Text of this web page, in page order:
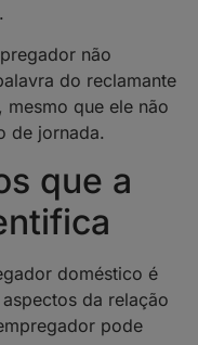
não
do reclamante
que ele não
de jornada.
que a
doméstico é
da relação
pode